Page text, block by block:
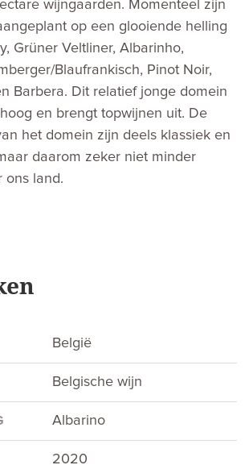
wijngaarden. Momenteel zijn
op een glooiende helling
Grüner Veltliner, Albarinho,
Blaufrankisch, Pinot Noir,
Barbera. Dit relatief jonge domein
en brengt topwijnen uit. De
het domein zijn deels klassiek en
daarom zeker niet minder
ons land.
België
Belgische wijn
Albarino
2020